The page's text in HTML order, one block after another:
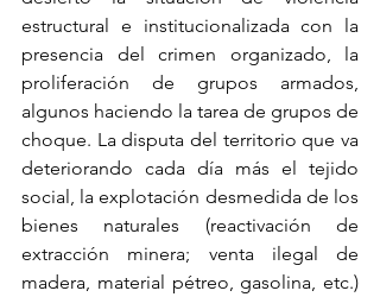
estructural e institucionalizada con la
presencia del crimen organizado, la
proliferación de grupos armados,
algunos haciendo la tarea de grupos de
choque. La disputa del territorio que va
deteriorando cada día más el tejido
social, la explotación desmedida de los
bienes naturales (reactivación de
extracción minera; venta ilegal de
madera, material pétreo, gasolina, etc.)